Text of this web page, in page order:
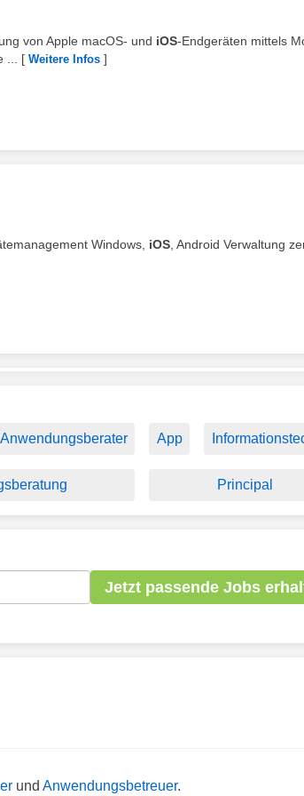
von Apple macOS- und iOS-Endgeräten mittels
[ Weitere Infos ]
Windows, iOS , Android Verwaltung
Anwendungsberater App
Principal
Jetzt passende Jobs
und Anwendungsbetreuer.